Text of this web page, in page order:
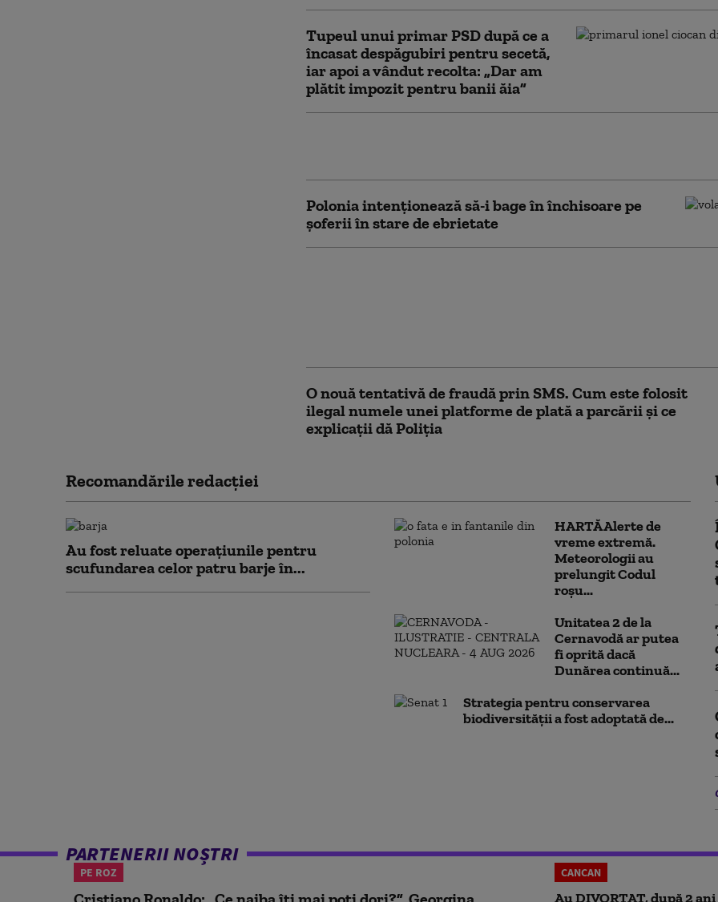
Tupeul unui primar PSD după ce a
încasat despăgubiri pentru secetă,
iar apoi a vândut recolta: „Dar am
plătit impozit pentru banii ăia”
Polonia intenționează să-i bage în închisoare pe
șoferii în stare de ebrietate
O nouă tentativă de fraudă prin SMS. Cum este folosit
ilegal numele unei platforme de plată a parcării și ce
explicații dă Poliția
Recomandările redacţiei
Au fost reluate operațiunile pentru
scufundarea celor patru barje în...
HARTĂ Alerte de
vreme extremă.
Meteorologii au
prelungit Codul
roșu...
Unitatea 2 de la
Cernavodă ar putea
fi oprită dacă
Dunărea continuă...
Strategia pentru conservarea
biodiversității a fost adoptată de...
PARTENERII NOȘTRI
PE ROZ CANCAN
Au DIVORȚAT, după 2 ani